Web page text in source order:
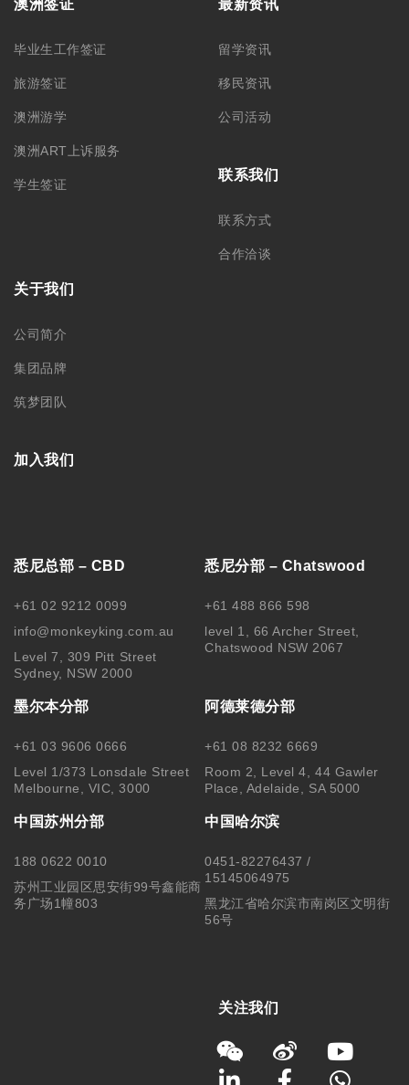
澳洲签证
毕业生工作签证
旅游签证
澳洲游学
澳洲ART上诉服务
学生签证
最新资讯
留学资讯
移民资讯
公司活动
联系我们
联系方式
合作洽谈
关于我们
公司简介
集团品牌
筑梦团队
加入我们
悉尼总部 – CBD
+61 02 9212 0099
info@monkeyking.com.au
Level 7, 309 Pitt Street
Sydney, NSW 2000
悉尼分部 – Chatswood
+61 488 866 598
level 1, 66 Archer Street,
Chatswood NSW 2067
墨尔本分部
+61 03 9606 0666
Level 1/373 Lonsdale Street
Melbourne, VIC, 3000
阿德莱德分部
+61 08 8232 6669
Room 2, Level 4, 44 Gawler
Place, Adelaide, SA 5000
中国苏州分部
188 0622 0010
苏州工业园区思安街99号鑫能商
务广场1幢803
中国哈尔滨
0451-82276437 /
15145064975
黑龙江省哈尔滨市南岗区文明街
56号
关注我们